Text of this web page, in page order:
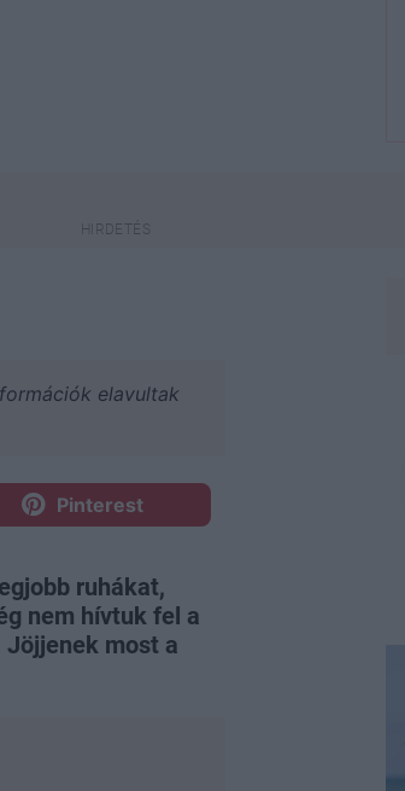
elavultak
Pinterest
ruhákat,
nem hívtuk fel a
most a